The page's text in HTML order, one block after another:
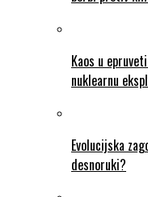
Kaos u
nuklearnu
Evolucijska
desnoruki?